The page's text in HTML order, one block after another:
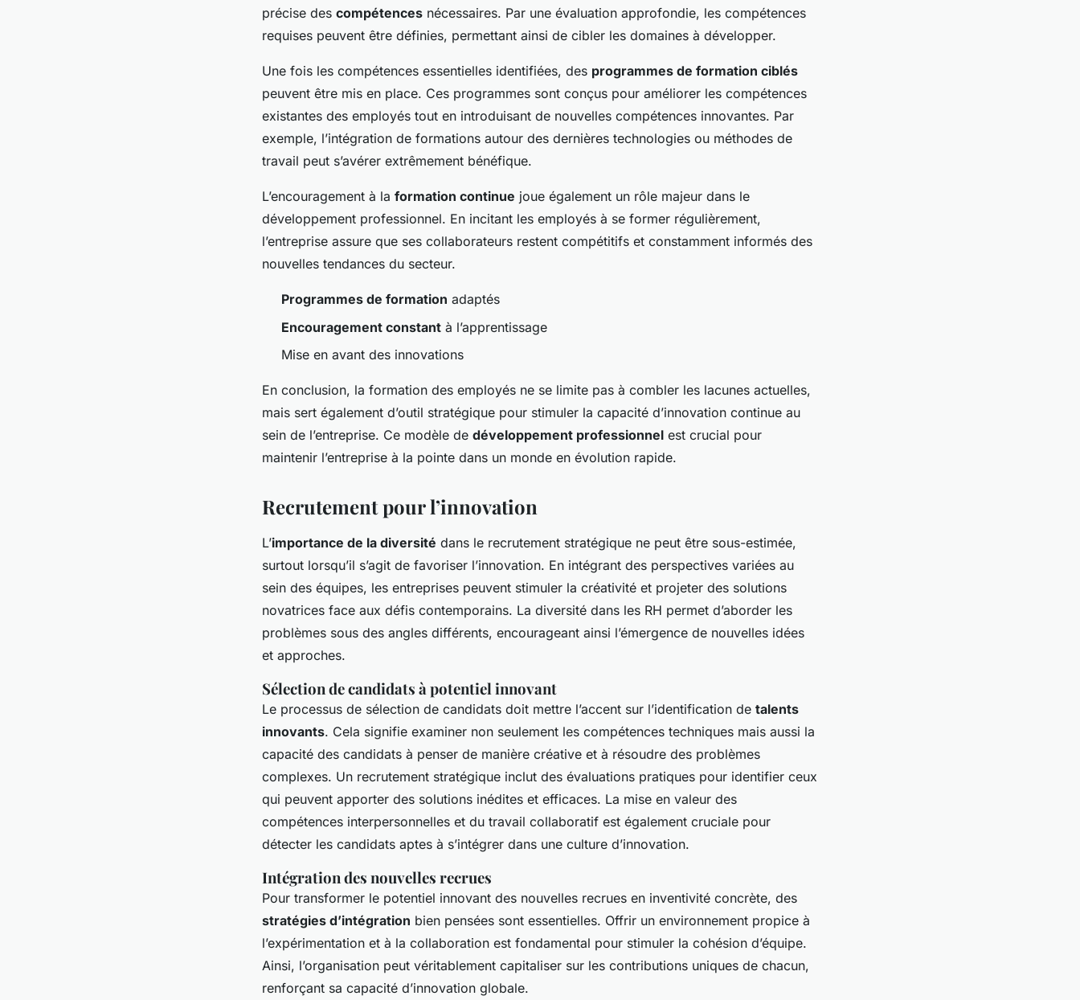
précise des compétences nécessaires. Par une évaluation approfondie, les compétences
requises peuvent être définies, permettant ainsi de cibler les domaines à développer.
Une fois les compétences essentielles identifiées, des programmes de formation ciblés
peuvent être mis en place. Ces programmes sont conçus pour améliorer les compétences
existantes des employés tout en introduisant de nouvelles compétences innovantes. Par
exemple, l’intégration de formations autour des dernières technologies ou méthodes de
travail peut s’avérer extrêmement bénéfique.
L’encouragement à la formation continue joue également un rôle majeur dans le
développement professionnel. En incitant les employés à se former régulièrement,
l’entreprise assure que ses collaborateurs restent compétitifs et constamment informés des
nouvelles tendances du secteur.
Programmes de formation adaptés
Encouragement constant à l’apprentissage
Mise en avant des innovations
En conclusion, la formation des employés ne se limite pas à combler les lacunes actuelles,
mais sert également d’outil stratégique pour stimuler la capacité d’innovation continue au
sein de l’entreprise. Ce modèle de développement professionnel est crucial pour
maintenir l’entreprise à la pointe dans un monde en évolution rapide.
Recrutement pour l’innovation
L’importance de la diversité dans le recrutement stratégique ne peut être sous-estimée,
surtout lorsqu’il s’agit de favoriser l’innovation. En intégrant des perspectives variées au
sein des équipes, les entreprises peuvent stimuler la créativité et projeter des solutions
novatrices face aux défis contemporains. La diversité dans les RH permet d’aborder les
problèmes sous des angles différents, encourageant ainsi l’émergence de nouvelles idées
et approches.
Sélection de candidats à potentiel innovant
Le processus de sélection de candidats doit mettre l’accent sur l’identification de talents
innovants. Cela signifie examiner non seulement les compétences techniques mais aussi la
capacité des candidats à penser de manière créative et à résoudre des problèmes
complexes. Un recrutement stratégique inclut des évaluations pratiques pour identifier ceux
qui peuvent apporter des solutions inédites et efficaces. La mise en valeur des
compétences interpersonnelles et du travail collaboratif est également cruciale pour
détecter les candidats aptes à s’intégrer dans une culture d’innovation.
Intégration des nouvelles recrues
Pour transformer le potentiel innovant des nouvelles recrues en inventivité concrète, des
stratégies d’intégration bien pensées sont essentielles. Offrir un environnement propice à
l’expérimentation et à la collaboration est fondamental pour stimuler la cohésion d’équipe.
Ainsi, l’organisation peut véritablement capitaliser sur les contributions uniques de chacun,
renforçant sa capacité d’innovation globale.